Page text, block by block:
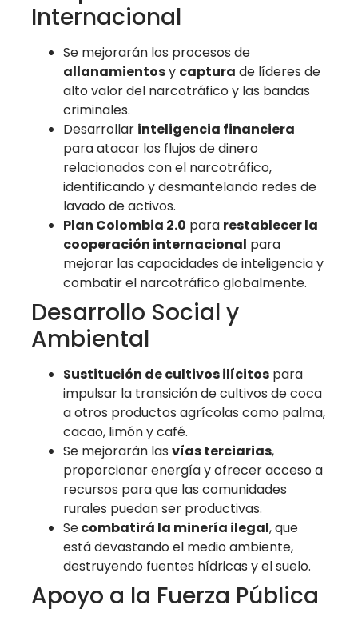
Internacional
Se mejorarán los procesos de
allanamientosy captura de líderes de
alto valor del narcotráfico y las bandas
criminales.
Desarrollar inteligencia financiera
para atacar los flujos de dinero
relacionados con el narcotráfico,
identificando y desmantelando redes de
lavado de activos.
Plan Colombia 2.0 para restablecer la
cooperación internacional para
mejorar las capacidades de inteligencia y
combatir el narcotráfico globalmente.
Desarrollo Social y
Ambiental
Sustitución de cultivos ilícitos para
impulsar la transición de cultivos de coca
a otros productos agrícolas como palma,
cacao, limón y café.
Se mejorarán las vías terciarias,
proporcionar energía y ofrecer acceso a
recursos para que las comunidades
rurales puedan ser productivas.
Secombatirá la minería ilegal, que
está devastando el medio ambiente,
destruyendo fuentes hídricas y el suelo.
Apoyo a la Fuerza Pública